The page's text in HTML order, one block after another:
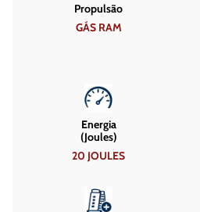
Propulsão
GÁS RAM
Energia
(Joules)
20 JOULES